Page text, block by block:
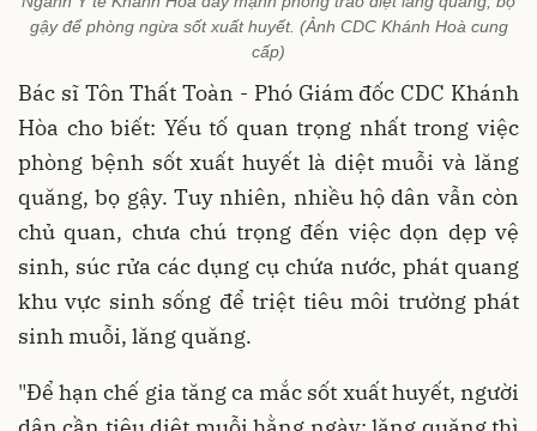
gậy để phòng ngừa sốt xuất huyết. (Ảnh CDC Khánh Hoà cung
cấp)
Bác sĩ Tôn Thất Toàn - Phó Giám đốc CDC Khánh
Hòa cho biết: Yếu tố quan trọng nhất trong việc
phòng bệnh sốt xuất huyết là diệt muỗi và lăng
quăng, bọ gậy. Tuy nhiên, nhiều hộ dân vẫn còn
chủ quan, chưa chú trọng đến việc dọn dẹp vệ
sinh, súc rửa các dụng cụ chứa nước, phát quang
khu vực sinh sống để triệt tiêu môi trường phát
sinh muỗi, lăng quăng.
"Để hạn chế gia tăng ca mắc sốt xuất huyết, người